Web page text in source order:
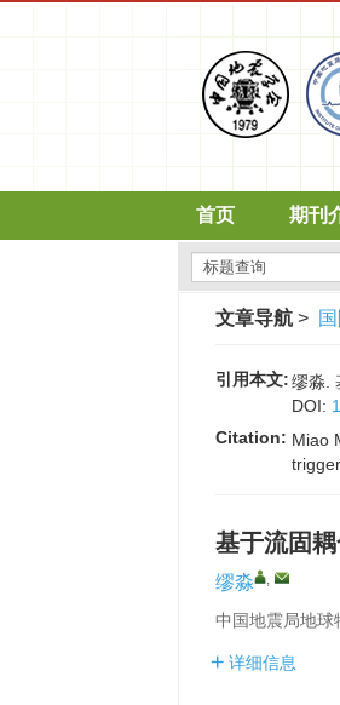
首页 期刊
文章导航 >
引用本文:缪淼.
DOI:
Citation: Miao
基于流固
缪淼 ,
中国地震局地球
详细信息